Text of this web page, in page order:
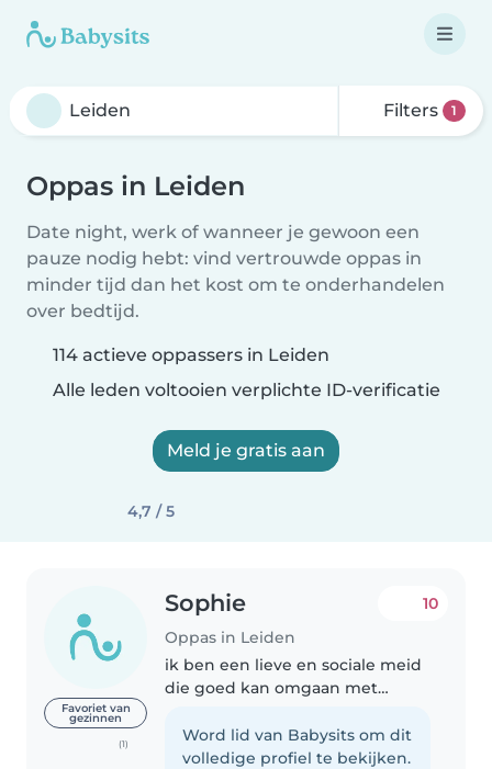
Filters 1
Oppas in Leiden
Date night, werk of wanneer je gewoon een
pauze nodig hebt: vind vertrouwde oppas in
minder tijd dan het kost om te onderhandelen
over bedtijd.
114 actieve oppassers in Leiden
Alle leden voltooien verplichte ID-verificatie
Meld je gratis aan
4,7 / 5
Favoriet van
gezinnen
(1)
Sophie
Oppas in Leiden
10
ik ben een lieve en sociale meid
die goed kan omgaan met
peuters en baby's ik ben 16 jaar
oud ik doe de opleiding zorg en
Word lid van Babysits om dit
volledige profiel te bekijken.